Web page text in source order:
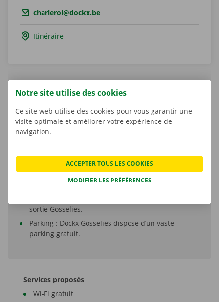
Email.:charleroi@dockx.be
Itinéraire
Shop Manager
Accessibilité
sortie Gosselies.
Parking : Dockx Gosselies dispose d’un vaste
parking gratuit.
Services proposés
Wi-Fi gratuit
Notre site utilise des cookies
Ce site web utilise des cookies pour vous garantir une
visite optimale et améliorer votre expérience de
navigation.
MODIFIER LES PRÉFÉRENCES
ACCEPTER TOUS LES COOKIES